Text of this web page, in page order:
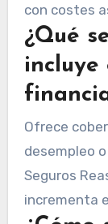
con costes
¿Qué
incluye
Ofrece
desempleo
Seguros
incrementa